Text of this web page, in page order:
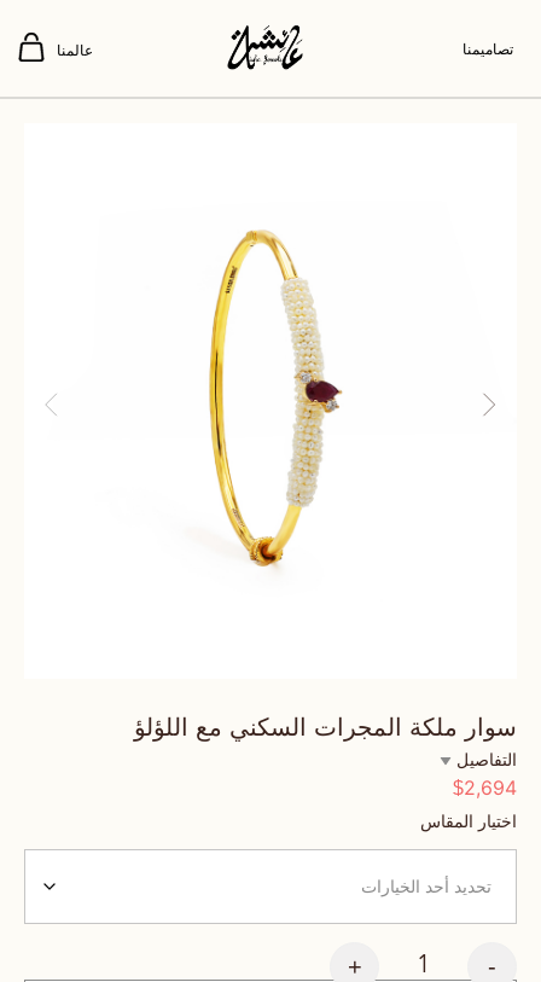
تصاميمنا عالمنا
سوار ملكة المجرات السكني مع اللؤلؤ
التفاصيل
$2,694
اختيار المقاس
-
+